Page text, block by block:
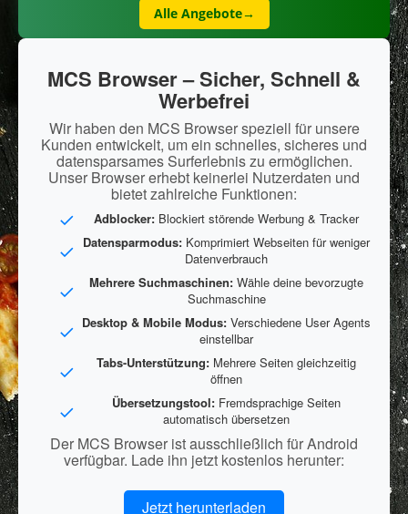
Alle Angebote→
MCS Browser – Sicher, Schnell &
Werbefrei
Wir haben den MCS Browser speziell für unsere
Kunden entwickelt, um ein schnelles, sicheres und
datensparsames Surferlebnis zu ermöglichen.
Unser Browser erhebt keinerlei Nutzerdaten und
bietet zahlreiche Funktionen:
Adblocker: Blockiert störende Werbung & Tracker
Datensparmodus: Komprimiert Webseiten für weniger
Datenverbrauch
Mehrere Suchmaschinen: Wähle deine bevorzugte
Suchmaschine
Desktop & Mobile Modus: Verschiedene User Agents
einstellbar
Tabs-Unterstützung: Mehrere Seiten gleichzeitig
öffnen
Übersetzungstool: Fremdsprachige Seiten
automatisch übersetzen
Der MCS Browser ist ausschließlich für Android
verfügbar. Lade ihn jetzt kostenlos herunter:
Jetzt herunterladen